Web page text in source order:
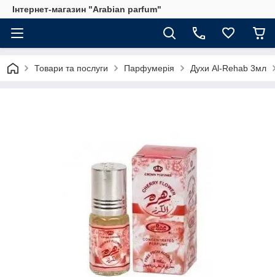
Інтернет-магазин "Arabian parfum"
Товари та послуги Парфумерія Духи Al-Rehab 3мл